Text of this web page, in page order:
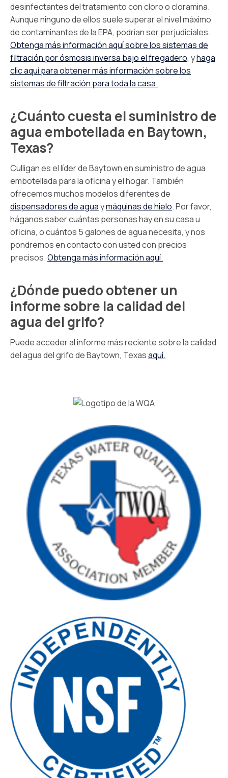
desinfectantes del tratamiento con cloro o cloramina.
Aunque ninguno de ellos suele superar el nivel máximo
de contaminantes de la EPA, podrían ser perjudiciales.
Obtenga más información aquí sobre los sistemas de
filtración por ósmosis inversa bajo el fregadero, yhaga
clic aquí para obtener más información sobre los
sistemas de filtración para toda la casa.
¿Cuánto cuesta el suministro de
agua embotellada en Baytown,
Texas?
Culligan es el líder de Baytown en suministro de agua
embotellada para la oficina y el hogar. También
ofrecemos muchos modelos diferentes de
dispensadores de aguaymáquinas de hielo. Por favor,
háganos saber cuántas personas hay en su casa u
oficina, o cuántos 5 galones de agua necesita, y nos
pondremos en contacto con usted con precios
precisos.Obtenga más información aquí.
¿Dónde puedo obtener un
informe sobre la calidad del
agua del grifo?
Puede acceder al informe más reciente sobre la calidad
del agua del grifo de Baytown, Texasaquí.